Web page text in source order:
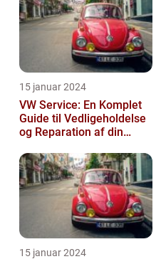
15 januar 2024
VW Service: En Komplet
Guide til Vedligeholdelse
og Reparation af din
15 januar 2024